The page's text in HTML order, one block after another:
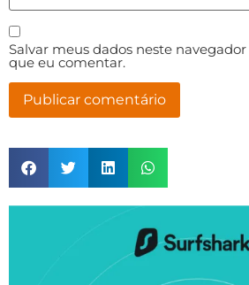
Salvar meus dados neste
que eu comentar.